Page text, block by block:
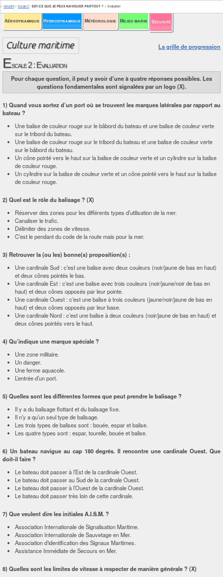
Aérodynamique Hydrodynamique Météorologie Milieu marin Sécurité
> Sécurité > Escale 2 : EST-CE QUE JE PEUX NAVIGUER PARTOUT ? > Evaluation
La grille de progression
Escale 2 : Evaluation
Pour chaque question, il peut y avoir d'une à quatre réponses possibles. Les
questions fondamentales sont signalées par un logo (X).
1) Quand vous sortez d’un port où se trouvent les marques latérales par rapport au
bateau ?
Une balise de couleur rouge sur le bâbord du bateau et une balise de couleur verte
sur le tribord du bateau.
Une balise de couleur rouge sur le tribord du bateau et une balise de couleur verte
sur le bâbord du bateau.
Un cône pointé vers le haut sur la balise de couleur verte et un cylindre sur la balise
de couleur rouge.
Un cylindre sur la balise de couleur verte et un cône pointé vers le haut sur la balise
de couleur rouge.
2) Quel est le rôle du balisage ? (X)
Réserver des zones pour les différents types d’utilisation de la mer.
Canaliser le trafic.
Délimiter des zones de vitesse.
C’est le pendant du code de la route mais pour la mer.
3) Retrouver la (ou les) bonne(s) proposition(s) :
Une cardinale Sud : c’est une balise avec deux couleurs (noir/jaune de bas en haut)
et deux cônes pointés le bas.
Une cardinale Est : c’est une balise avec trois couleurs (noir/jaune/noir de bas en
haut) et deux cônes opposés par leur pointe.
Une cardinale Ouest : c’est une balise à trois couleurs (jaune/noir/jaune de bas en
haut) et deux cônes opposés par leur base.
Une cardinale Nord : c’est une balise à deux couleurs (noir/jaune de bas en haut) et
deux cônes pointés vers le haut.
4) Qu’indique une marque spéciale ?
Une zone militaire.
Un danger.
Une ferme aquacole.
L’entrée d’un port.
5) Quelles sont les différentes formes que peut prendre le balisage ?
Il y a du balisage flottant et du balisage fixe.
Il n’y a qu’un seul type de balisage.
Les trois types de balises sont : bouée, espar et balise.
Les quatre types sont : espar, tourelle, bouée et balise.
6) Un bateau navigue au cap 180 degrés. Il rencontre une cardinale Ouest. Que
doit-il faire ?
Le bateau doit passer à l’Est de la cardinale Ouest.
Le bateau doit passer au Sud de la cardinale Ouest.
Le bateau doit passer à l’Ouest de la cardinale Ouest.
Le bateau doit passer très loin de cette cardinale.
7) Que veulent dire les initiales A.I.S.M. ?
Association Internationale de Signalisation Maritime.
Association Internationale de Sauvetage en Mer.
Association d’identification des Signaux Maritimes.
Assistance Immédiate de Secours en Mer.
8) Quelles sont les limites de vitesse à respecter de manière générale ? (X)